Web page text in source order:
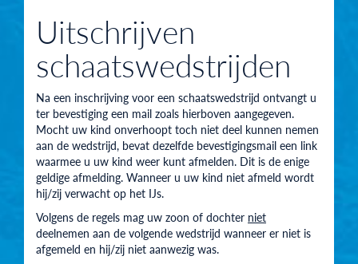
Uitschrijven
schaatswedstrijden
Na een inschrijving voor een schaatswedstrijd ontvangt u
ter bevestiging een mail zoals hierboven aangegeven.
Mocht uw kind onverhoopt toch niet deel kunnen nemen
aan de wedstrijd, bevat dezelfde bevestigingsmail een link
waarmee u uw kind weer kunt afmelden. Dit is de enige
geldige afmelding. Wanneer u uw kind niet afmeld wordt
hij/zij verwacht op het IJs.
Volgens de regels mag uw zoon of dochter niet
deelnemen aan de volgende wedstrijd wanneer er niet is
afgemeld en hij/zij niet aanwezig was.